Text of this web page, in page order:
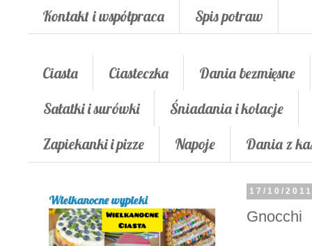
Kontakt i współpraca Spis potraw
Ciasta Ciasteczka
Dania bezmięsne
Sałatki i surówki
Śniadania i kolacje
Zapiekanki i pizze
Napoje Dania z
17/10/
Gnocchi
Wielkanocne wypieki